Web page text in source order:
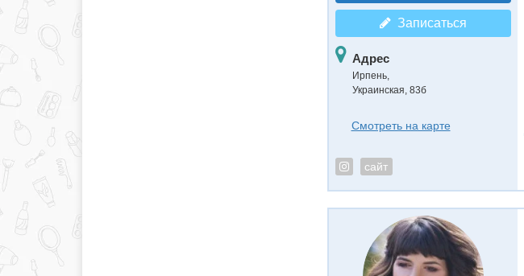
Записаться
Адрес
Ирпень,
Украинская, 83б
Смотреть на карте
сайт